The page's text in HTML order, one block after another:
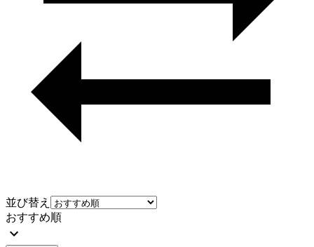
並び替え
おすすめ順